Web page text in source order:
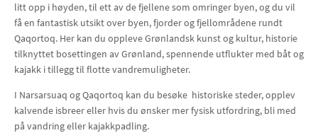
litt opp i høyden, til ett av de fjellene som omringer byen, og du vil
få en fantastisk utsikt over byen, fjorder og fjellområdene rundt
Qaqortoq. Her kan du oppleve Grønlandsk kunst og kultur, historie
tilknyttet bosettingen av Grønland, spennende utflukter med båt og
kajakk i tillegg til flotte vandremuligheter.
I Narsarsuaq og Qaqortoq kan du besøke historiske steder, opplev
kalvende isbreer eller hvis du ønsker mer fysisk utfordring, bli med
på vandring eller kajakkpadling.